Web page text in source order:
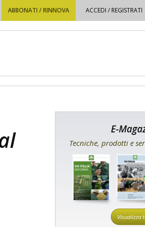
ABBONATI / RINNOVA ACCEDI / REGISTRATI
E-
Tecniche, prodotti e
Visualizza